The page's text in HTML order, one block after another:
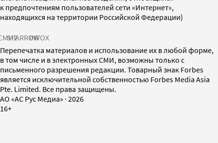
к предпочтениям пользователей сети «Интернет»,
находящихся на территории Российской Федерации)
SPARROWINFOX
Перепечатка материалов и использование их в любой форме,
в том числе и в электронных СМИ, возможны только с
письменного разрешения редакции. Товарный знак Forbes
является исключительной собственностью Forbes Media Asia
Pte. Limited. Все права защищены.
AO «АС Рус Медиа» · 2026
16+